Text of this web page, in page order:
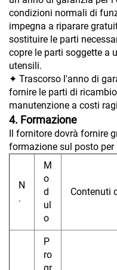
condizioni normali di
impegna a riparare
sostituire le parti
copre le parti soggette a
utensili.
✦ Trascorso l'anno di
fornire le parti di
manutenzione a costi
4. Formazione
Il fornitore dovrà fornire
formazione sul posto
N
.
M
o
d
ul
o
Contenuti
P
ro
gr